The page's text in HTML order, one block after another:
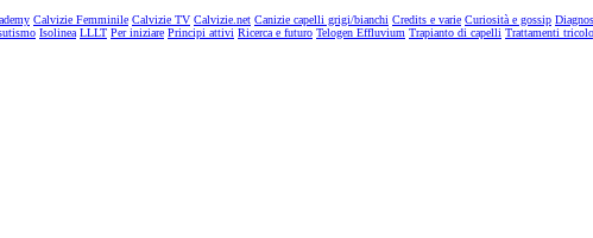
Calvizie Femminile Calvizie TV Calvizie.net Canizie capelli grigi/bianchi Credits e varie Curiosità e gossip
Isolinea LLLT Per iniziare Principi attivi Ricerca e futuro Telogen Effluvium Trapianto di capelli Trattamenti